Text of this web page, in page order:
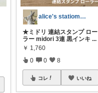
alice's statiomery
★ミドリ 連結スタンプ ロー
ラー midori 3連 黒インキ ...
￥ 1,760
0 0 8
コレ いいね